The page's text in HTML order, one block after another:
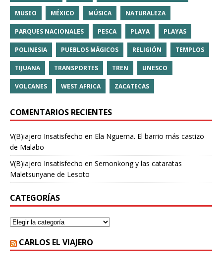
MUSEO MÉXICO MÚSICA NATURALEZA
PARQUES NACIONALES PESCA PLAYA PLAYAS
POLINESIA PUEBLOS MÁGICOS RELIGIÓN TEMPLOS
TIJUANA TRANSPORTES TREN UNESCO
VOLCANES WEST AFRICA ZACATECAS
COMENTARIOS RECIENTES
V(B)iajero Insatisfecho en Ela Nguema. El barrio más castizo
de Malabo
V(B)iajero Insatisfecho en Semonkong y las cataratas
Maletsunyane de Lesoto
CATEGORÍAS
CARLOS EL VIAJERO